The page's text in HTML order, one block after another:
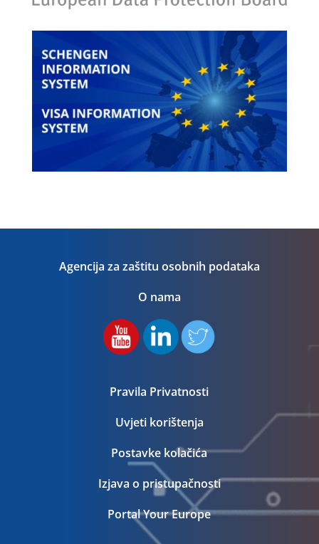
Agencija za zaštitu osobnih podataka
O nama
Pravila Privatnosti
Uvjeti korištenja
Postavke kolačića
Izjava o pristupačnosti
Portal Your Europe